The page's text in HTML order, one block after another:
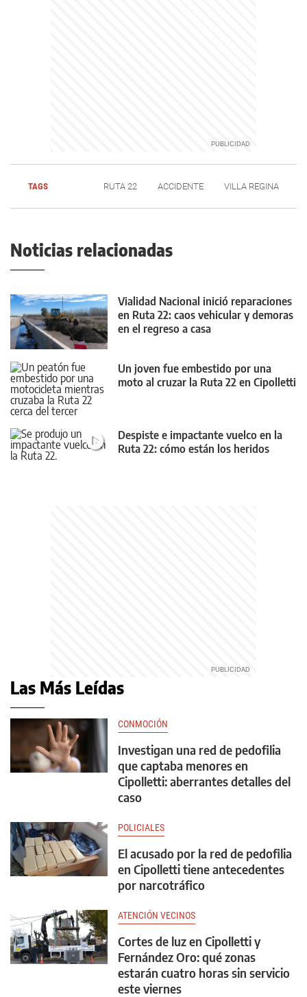
TAGS RUTA 22 ACCIDENTE VILLA REGINA
Noticias relacionadas
Vialidad Nacional inició reparaciones
en Ruta 22: caos vehicular y demoras
en el regreso a casa
Un joven fue embestido por una
moto al cruzar la Ruta 22 en Cipolletti
Despiste e impactante vuelco en la
Ruta 22: cómo están los heridos
Las Más Leídas
CONMOCIÓN
Investigan una red de pedofilia
que captaba menores en
Cipolletti: aberrantes detalles del
caso
POLICIALES
El acusado por la red de pedofilia
en Cipolletti tiene antecedentes
por narcotráfico
ATENCIÓN VECINOS
Cortes de luz en Cipolletti y
Fernández Oro: qué zonas
estarán cuatro horas sin servicio
este viernes